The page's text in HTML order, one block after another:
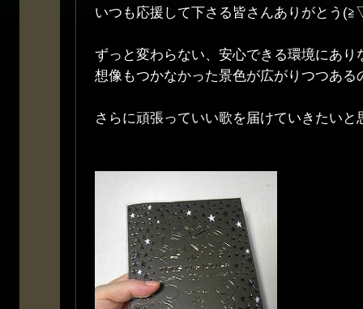
いつも応援して下さる皆さんありがとう
ずっと変わらない、安心できる環境にあり
想像もつかなかった景色が広がりつつある
さらに頑張っていい歌を届けていきたいと